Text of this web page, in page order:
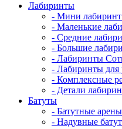
Лабиринты
- Мини
- Маленькие
- Средние
- Большие
- Лабиринты
- Лабиринты для
- Комплексные
- Детали
Батуты
- Батутные арены
- Надувные